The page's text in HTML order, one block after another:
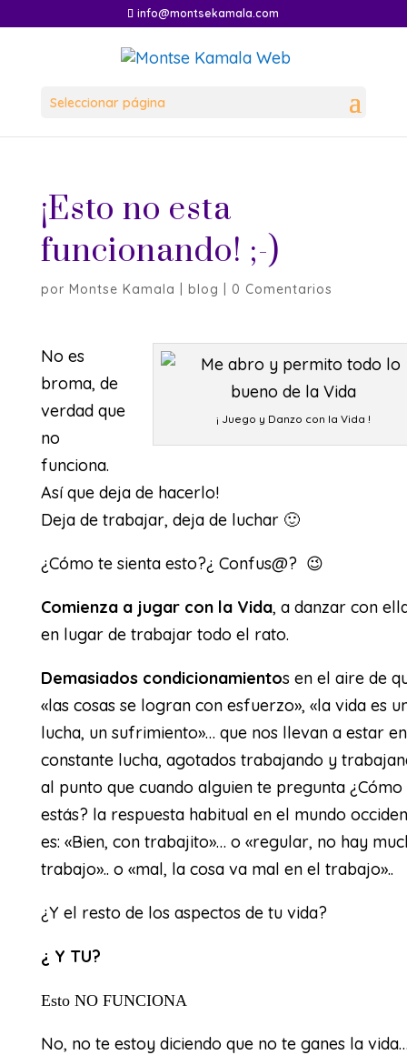
info@montsekamala.com
Seleccionar página
¡Esto no esta
funcionando! ;-)
por Montse Kamala blog 0 Comentarios
¡ Juego y Danzo con la Vida !
No es
broma, de
verdad que
no
funciona.
Así que deja de hacerlo!
Deja de trabajar, deja de luchar 🙂
¿Cómo te sienta esto?¿ Confus@? 😉
Comienza a jugar con la Vida, a danzar con
en lugar de trabajar todo el rato.
Demasiados condicionamientos en el aire de
«las cosas se logran con esfuerzo», «la vida es
lucha, un sufrimiento»… que nos llevan a estar en
constante lucha, agotados trabajando y
al punto que cuando alguien te pregunta ¿Cómo
estás? la respuesta habitual en el mundo
es: «Bien, con trabajito»… o «regular, no hay
trabajo».. o «mal, la cosa va mal en el trabajo»..
¿Y el resto de los aspectos de tu vida?
¿ Y TU?
Esto NO FUNCIONA
No, no te estoy diciendo que no te ganes la